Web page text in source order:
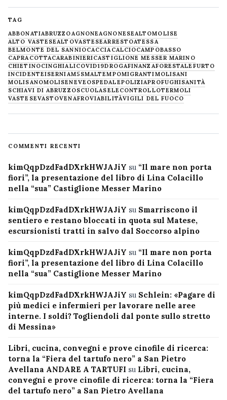
TAG
ABBONATIABRUZZOAGNONEAGNONESEALTOMOLISE
ALTO VASTESEALTOVASTESEARRESTOATESSA
BELMONTE DEL SANNIOCACCIACALCIOCAMPOBASSO
CAPRACOTTACARABINIERICASTIGLIONE MESSER MARINO
CHIETINOCINGHIALICOVID19DROGAFINANZAFORESTALE FURTO
INCIDENTEISERNIAM5SMALTEMPOMIGRANTIMOLISANI
MOLISANOMOLISENEVE OSPEDALEPOLIZIAPROFUGHISANITÀ
SCHIAVI DI ABRUZZOSCUOLASELECONTROLLOTERMOLI
VASTESEVASTOVENAFROVIABILITÀVIGILI DEL FUOCO
COMMENTI RECENTI
kimQqpDzdFadDXrkHWJAJiY su “Il mare non porta
fiori”, la presentazione del libro di Lina Colacillo
nella “sua” Castiglione Messer Marino
kimQqpDzdFadDXrkHWJAJiY su Smarriscono il
sentiero e restano bloccati in quota sul Matese,
escursionisti tratti in salvo dal Soccorso alpino
kimQqpDzdFadDXrkHWJAJiY su “Il mare non porta
fiori”, la presentazione del libro di Lina Colacillo
nella “sua” Castiglione Messer Marino
kimQqpDzdFadDXrkHWJAJiY su Schlein: «Pagare di
più medici e infermieri per lavorare nelle aree
interne. I soldi? Togliendoli dal ponte sullo stretto
di Messina»
Libri, cucina, convegni e prove cinofile di ricerca:
torna la “Fiera del tartufo nero” a San Pietro
Avellana ANDARE A TARTUFI su Libri, cucina,
convegni e prove cinofile di ricerca: torna la “Fiera
del tartufo nero” a San Pietro Avellana